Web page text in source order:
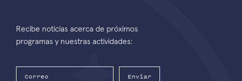
Recibe noticias acerca de próximos
programas y nuestras actividades:
Enviar